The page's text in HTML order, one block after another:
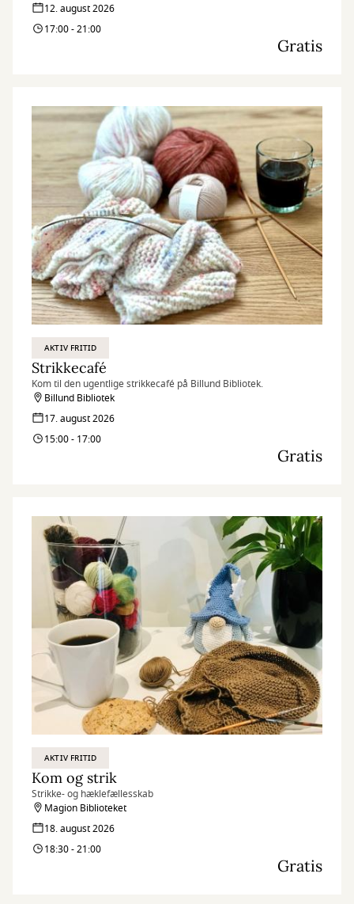
12. august 2026
17:00 - 21:00
Gratis
AKTIV FRITID
Strikkecafé
Kom til den ugentlige strikkecafé på Billund Bibliotek.
Billund Bibliotek
17. august 2026
15:00 - 17:00
Gratis
AKTIV FRITID
Kom og strik
Strikke- og hæklefællesskab
Magion Biblioteket
18. august 2026
18:30 - 21:00
Gratis